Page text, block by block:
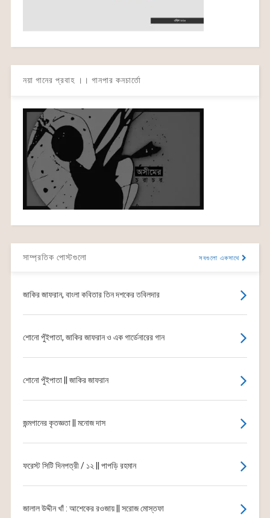
নয়া গানের প্রবাহ ।। গানপার কনচার্তো
সাম্প্রতিক পোস্টগুলো সবগুলো একসাথে
জাকির জাফরান, বাংলা কবিতার তিন দশকের তবিলদার
শোনো পুঁইপাতা, জাকির জাফরান ও এক গার্ডেনারের গান
শোনো পুঁইপাতা || জাকির জাফরান
জন্মগানের কৃতজ্ঞতা || মনোজ দাস
ফরেস্ট সিটি দিনপত্রী / ১২ || পাপড়ি রহমান
জালাল উদ্দীন খাঁ : আশেকের রওজায় || সরোজ মোস্তফা